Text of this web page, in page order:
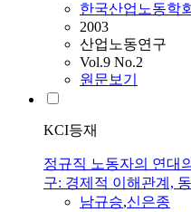
한국산업노동학회
2003
산업노동연구
Vol.9 No.2
원문보기
KCI등재
정규직 노동자의 연대
구: 경제적 이해관계,
남규승,신은종